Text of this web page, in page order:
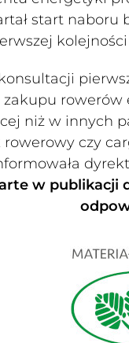
start naboru
niż w innych
czy
w publikacji